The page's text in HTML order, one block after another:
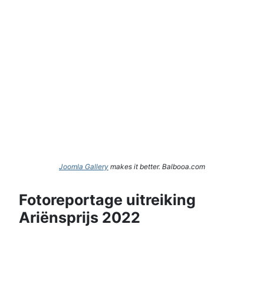
Joomla Gallery makes it better. Balbooa.com
Fotoreportage uitreiking
Ariënsprijs 2022